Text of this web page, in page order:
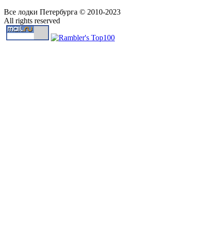
Все лодки Петербурга © 2010-2023
All rights reserved